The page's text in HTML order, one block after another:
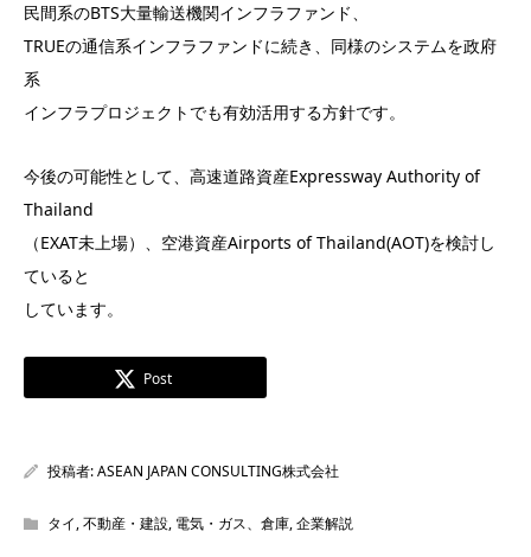
民間系のBTS大量輸送機関インフラファンド、
TRUEの通信系インフラファンドに続き、同様のシステムを政府
系
インフラプロジェクトでも有効活用する方針です。
今後の可能性として、高速道路資産Expressway Authority of
Thailand
（EXAT未上場）、空港資産Airports of Thailand(AOT)を検討し
ていると
しています。
Post
投稿者:ASEAN JAPAN CONSULTING株式会社
タイ,不動産・建設, 電気・ガス、倉庫,企業解説